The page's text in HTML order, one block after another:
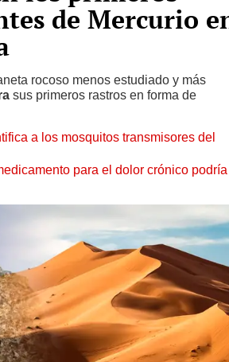
de Mercurio
rocoso menos estudiado y más
sus primeros rastros en forma de
a los mosquitos transmisores del
para el dolor crónico podría